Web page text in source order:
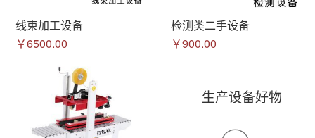
线束加工设备
￥6500.00
检测类二手设备
￥900.00
生产设备好物